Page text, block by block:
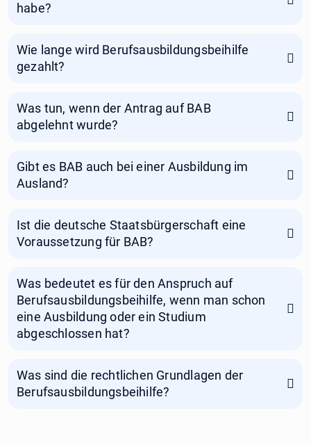
habe?
Wie lange wird Berufsausbildungsbeihilfe
gezahlt?
Was tun, wenn der Antrag auf BAB
abgelehnt wurde?
Gibt es BAB auch bei einer Ausbildung im
Ausland?
Ist die deutsche Staatsbürgerschaft eine
Voraussetzung für BAB?
Was bedeutet es für den Anspruch auf
Berufsausbildungsbeihilfe, wenn man schon
eine Ausbildung oder ein Studium
abgeschlossen hat?
Was sind die rechtlichen Grundlagen der
Berufsausbildungsbeihilfe?